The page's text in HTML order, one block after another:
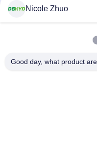
connecteur de
Connecteurs
Nicole Zhuo
Good day, what product